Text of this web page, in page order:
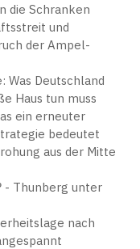
die Schranken
und
der Ampel-
Was Deutschland
Haus tun muss
ein erneuter
bedeutet
aus der Mitte
- Thunberg unter
nach